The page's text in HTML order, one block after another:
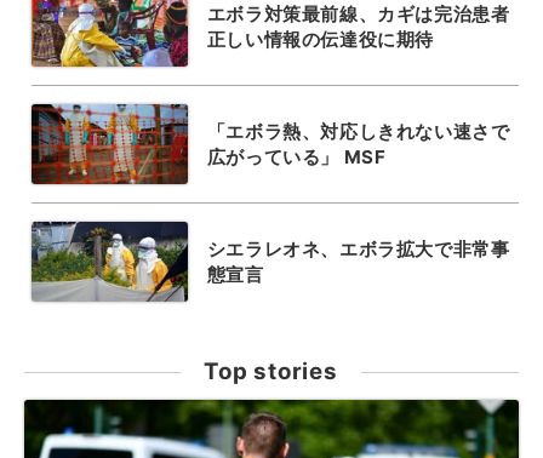
エボラ対策最前線、カギは完治患者
正しい情報の伝達役に期待
「エボラ熱、対応しきれない速さで
広がっている」 MSF
シエラレオネ、エボラ拡大で非常事
態宣言
Top stories